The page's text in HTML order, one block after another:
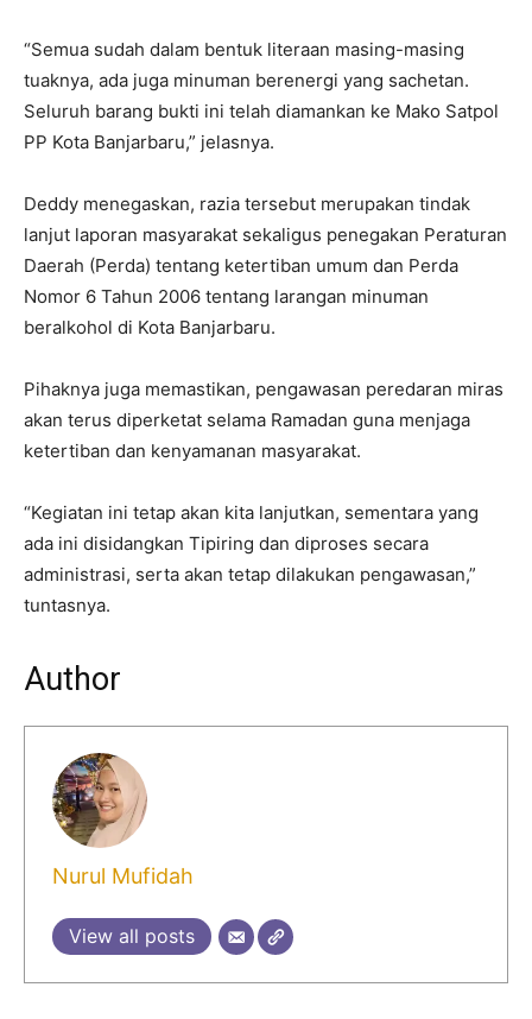
“Semua sudah dalam bentuk literaan masing-masing
tuaknya, ada juga minuman berenergi yang sachetan.
Seluruh barang bukti ini telah diamankan ke Mako Satpol
PP Kota Banjarbaru,” jelasnya.
Deddy menegaskan, razia tersebut merupakan tindak
lanjut laporan masyarakat sekaligus penegakan Peraturan
Daerah (Perda) tentang ketertiban umum dan Perda
Nomor 6 Tahun 2006 tentang larangan minuman
beralkohol di Kota Banjarbaru.
Pihaknya juga memastikan, pengawasan peredaran miras
akan terus diperketat selama Ramadan guna menjaga
ketertiban dan kenyamanan masyarakat.
“Kegiatan ini tetap akan kita lanjutkan, sementara yang
ada ini disidangkan Tipiring dan diproses secara
administrasi, serta akan tetap dilakukan pengawasan,”
tuntasnya.
Author
Nurul Mufidah
View all posts